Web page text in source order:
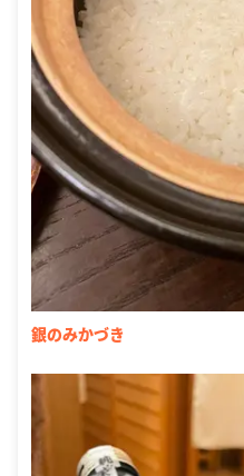
銀のみかづき